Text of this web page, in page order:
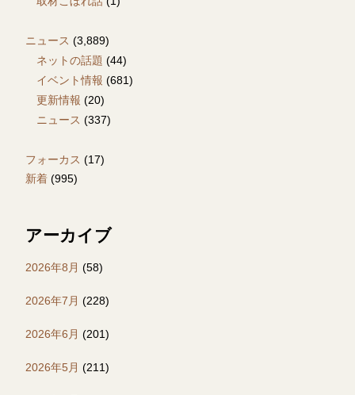
ニュース (3,889)
ネットの話題 (44)
イベント情報 (681)
更新情報 (20)
ニュース (337)
フォーカス (17)
新着 (995)
アーカイブ
2026年8月 (58)
2026年7月 (228)
2026年6月 (201)
2026年5月 (211)